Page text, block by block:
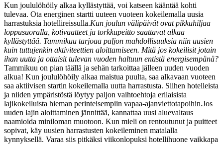
Kun joululöhöily alkaa kyllästyttää, voi katseen kääntää kohti
tulevaa. Ota energinen startti uuteen vuoteen kokeilemalla uusia
harrastuksia hotellireissulla.Kun joulun välipäivät ovat pikkuhiljaa
loppusuoralla, kotivaatteet ja torkkupeitto saattavat alkaa
kyllästyttää. Tammikuu tarjoaa paljon mahdollisuuksia niin uusien
kuin tuttujenkin aktiviteettien aloittamiseen. Mitä jos kokeilisit jotain
ihan uutta ja ottaisit tulevan vuoden haltuun entistä energisempänä?
Tammikuu on pian täällä ja sehän tarkoittaa jälleen uuden vuoden
alkua! Kun joululöhöily alkaa maistua puulta, saa alkavaan vuoteen
saa aktiivisen startin kokeilemalla uutta harrastusta. Siihen hotelleista
ja niiden ympäristöstä löytyy paljon vaihtoehtoja erilaisista
lajikokeiluista hieman perinteisempiin vapaa-ajanviettotapoihin.Jos
uuden lajin aloittaminen jännittää, kannattaa uusi aluevaltaus
naamioida miniloman muotoon. Kun mieli on rentoutunut ja puitteet
sopivat, käy uusien harrastusten kokeileminen matalalla
kynnyksellä. Varaa siis pitkäksi viikonlopuksi hotellihuone vaikkapa